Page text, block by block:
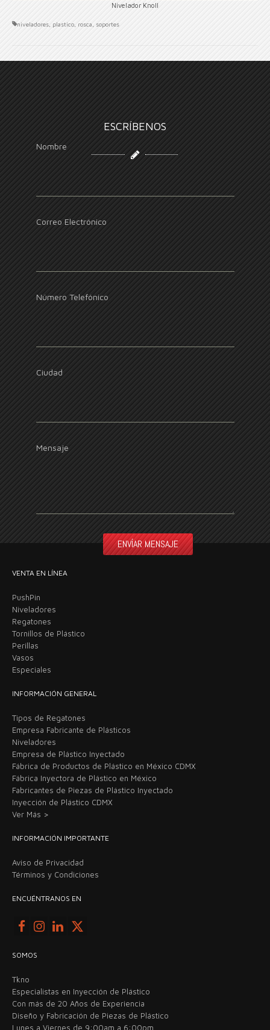
Nivelador Knoll
niveladores plastico rosca soportes
ESCRÍBENOS
Nombre
Correo Electrónico
Número Telefónico
Ciudad
Mensaje
VENTA EN LÍNEA
PushPin
Niveladores
Regatones
Tornillos de Plástico
Perillas
Vasos
Especiales
INFORMACIÓN GENERAL
Tipos de Regatones
Empresa Fabricante de Plásticos
Niveladores
Empresa de Plástico Inyectado
Fábrica de Productos de Plástico en México CDMX
Fábrica Inyectora de Plástico en México
Fabricantes de Piezas de Plástico Inyectado
Inyección de Plástico CDMX
Ver Más >
INFORMACIÓN IMPORTANTE
Aviso de Privacidad
Términos y Condiciones
ENCUÉNTRANOS EN
SOMOS
Tkno
Especialistas en Inyección de Plástico
Con más de 20 Años de Experiencia
Diseño y Fabricación de Piezas de Plástico
Lunes a Viernes de 9:00am a 6:00pm